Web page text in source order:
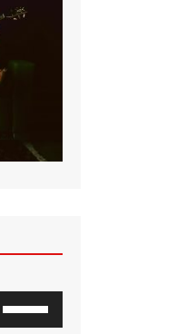
les